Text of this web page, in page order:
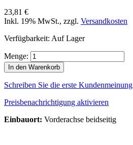
23,81 €
Inkl. 19% MwSt., zzgl. Versandkosten
Verfügbarkeit: Auf Lager
Menge:
In den Warenkorb
Schreiben Sie die erste Kundenmeinung
Preisbenachrichtigung aktivieren
Einbauort: Vorderachse beidseitig